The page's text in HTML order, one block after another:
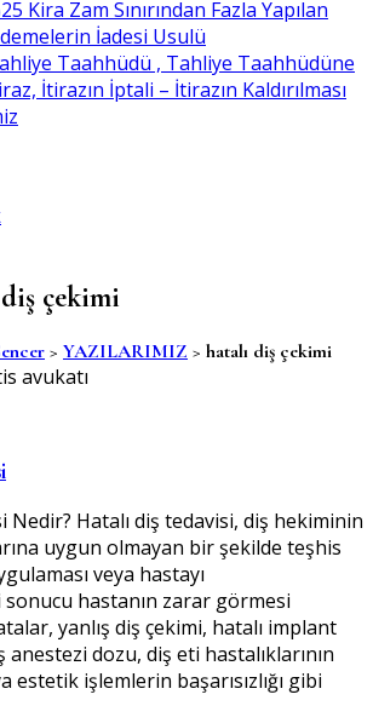
Kira Zam Sınırından Fazla Yapılan
İadesi Usulü
Taahhüdü , Tahliye Taahhüdüne
İtirazın İptali – İtirazın Kaldırılması
çekimi
> YAZILARIMIZ > hatalı diş çekimi
Nedir? Hatalı diş tedavisi, diş hekiminin
uygun olmayan bir şekilde teşhis
veya hastayı
hastanın zarar görmesi
yanlış diş çekimi, hatalı implant
anestezi dozu, diş eti hastalıklarının
estetik işlemlerin başarısızlığı gibi